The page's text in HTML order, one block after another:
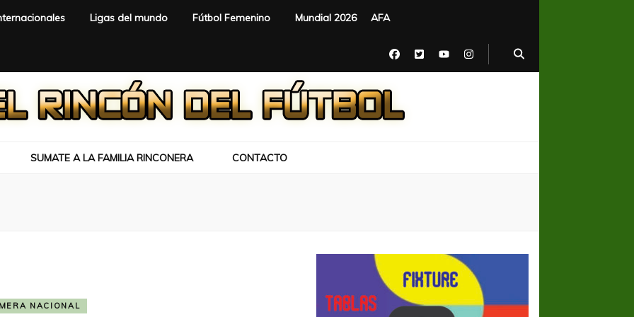
Ligas del mundo Fútbol Femenino Mundial 2026 AFA
SUMATE A LA FAMILIA RINCONERA CONTACTO
NACIONAL